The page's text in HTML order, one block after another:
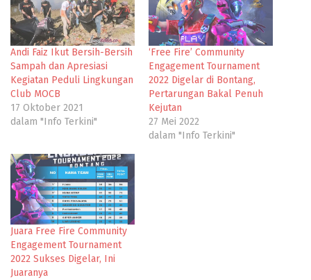
Andi Faiz Ikut Bersih-Bersih
Sampah dan Apresiasi
Kegiatan Peduli Lingkungan
Club MOCB
17 Oktober 2021
dalam "Info Terkini"
‘Free Fire’ Community
Engagement Tournament
2022 Digelar di Bontang,
Pertarungan Bakal Penuh
Kejutan
27 Mei 2022
dalam "Info Terkini"
Juara Free Fire Community
Engagement Tournament
2022 Sukses Digelar, Ini
Juaranya